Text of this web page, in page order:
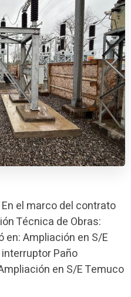
el marco del contrato
Técnica de Obras:
en: Ampliación en S/E
Paño
en S/E Temuco